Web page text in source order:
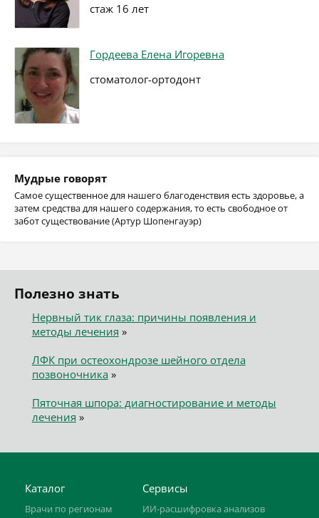
стаж 16 лет
Гордеева Елена Игоревна
стоматолог-ортодонт
Мудрые говорят
Самое существенное для нашего благоденствия есть здоровье, а
затем средства для нашего содержания, то есть свободное от
забот существование (Артур Шопенгауэр)
Полезно знать
Нервный тик глаза: причины появления и
методы лечения »
ЛФК при остеохондрозе шейного отдела
позвоночника»
Пяточная шпора: диагностирование и методы
лечения »
Каталог
Врачи по регионам
Сервисы
ИИ-расшифровка анализов